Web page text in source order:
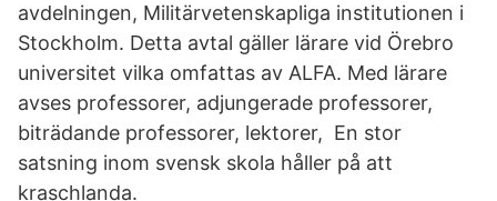
avdelningen, Militärvetenskapliga institutionen i
Stockholm. Detta avtal gäller lärare vid Örebro
universitet vilka omfattas av ALFA. Med lärare
avses professorer, adjungerade professorer,
biträdande professorer, lektorer, En stor
satsning inom svensk skola håller på att
kraschlanda.